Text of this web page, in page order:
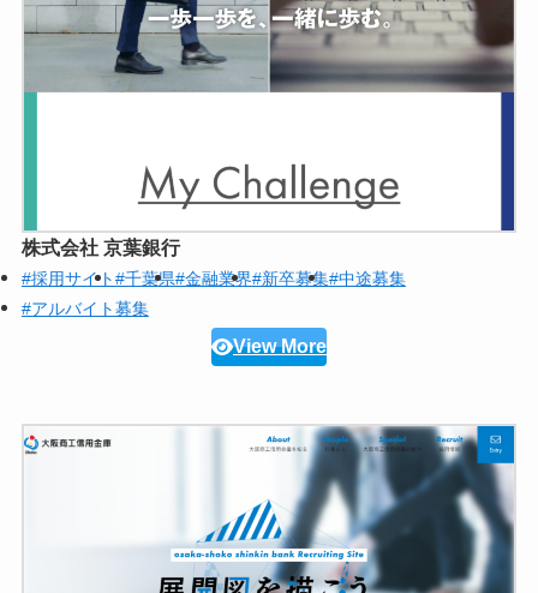
株式会社 京葉銀行
#採用サイト#千葉県#金融業界#新卒募集#中途募集
#アルバイト募集
View More